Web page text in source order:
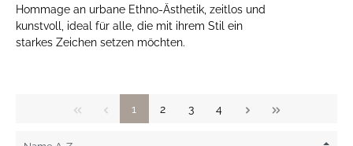
Hommage an urbane Ethno-Ästhetik, zeitlos und
kunstvoll, ideal für alle, die mit ihrem Stil ein
starkes Zeichen setzen möchten.
1 2 3 4